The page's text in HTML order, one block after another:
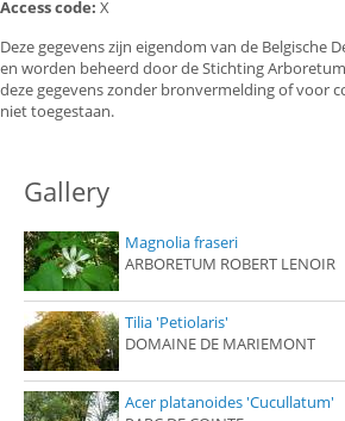
Access code: X
Deze gegevens zijn eigendom van de Belgische
en worden beheerd door de Stichting
deze gegevens zonder bronvermelding of voor
niet toegestaan.
Gallery
Magnolia fraseri
ARBORETUM ROBERT LENOIR
Tilia 'Petiolaris'
DOMAINE DE MARIEMONT
Acer platanoides 'Cucullatum'